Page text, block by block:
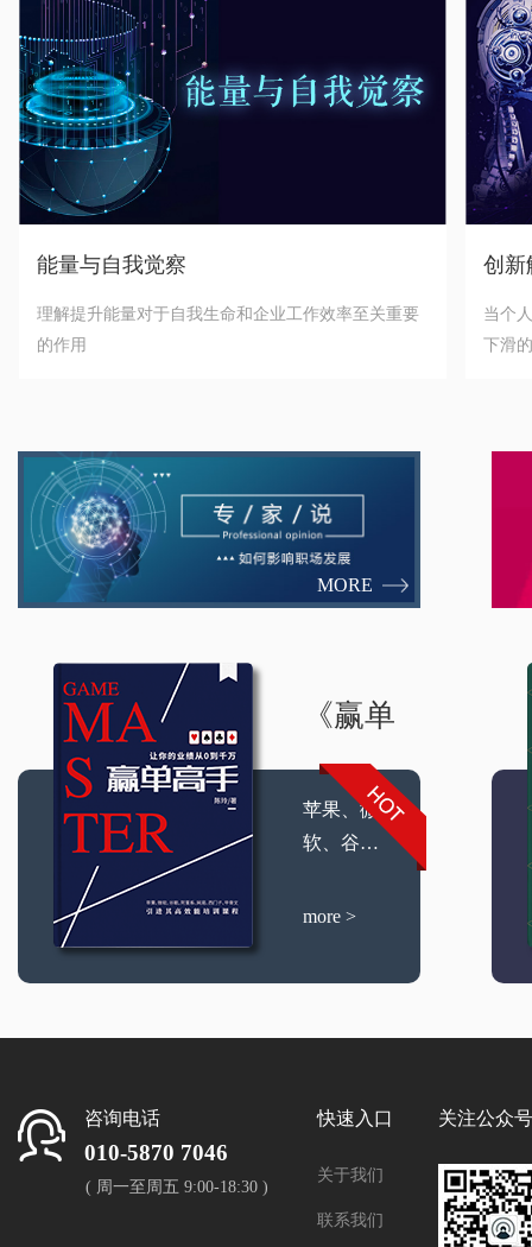
能量与自我觉察
理解提升能量对于自我生命和企业工作效率至关重要
的作用
创新
当个
下滑
MORE
《赢单
高手》
苹果、微
软、谷
系、网
其高效能
程。
more >
咨询电话
010-5870 7046
( 周一至周五 9:00-18:30 )
快速入口
关于我们
联系我们
关注公众